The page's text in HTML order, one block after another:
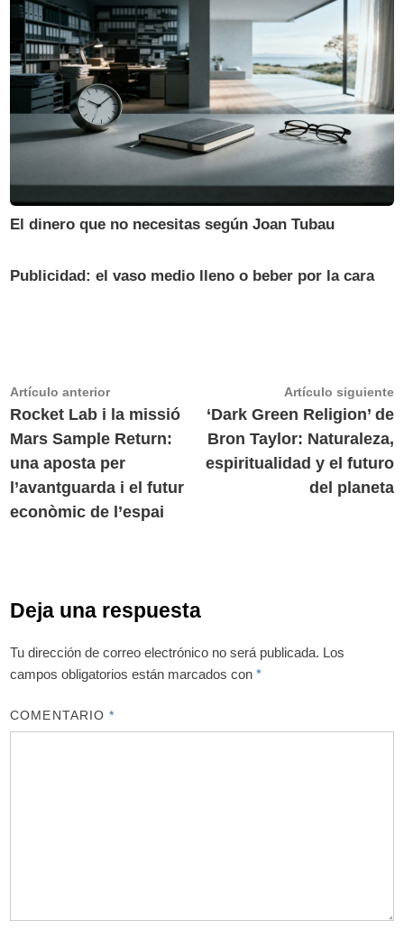
El dinero que no necesitas según Joan Tubau
Publicidad: el vaso medio lleno o beber por la cara
Navegación
de
entradas
Artículo anteriorArtículo
anterior:
Rocket Lab i la missió
Mars Sample Return:
una aposta per
l’avantguarda i el futur
econòmic de l’espai
Artículo siguiente
‘Dark Green Religion’ de
Bron Taylor: Naturaleza,
espiritualidad y el futuro
del planeta
Deja una respuesta
Tu dirección de correo electrónico no será publicada. Los
campos obligatorios están marcados con*
COMENTARIO*